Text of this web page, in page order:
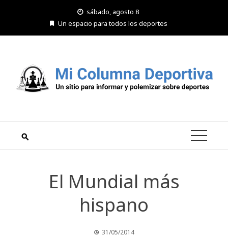
sábado, agosto 8
Un espacio para todos los deportes
El Mundial más
hispano
31/05/2014